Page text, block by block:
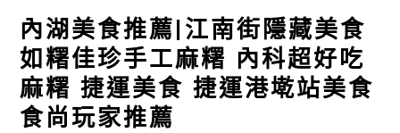
內湖美食推薦|江南街隱藏美食
如糬佳珍手工麻糬 內科超好吃
麻糬 捷運美食 捷運港墘站美食
食尚玩家推薦